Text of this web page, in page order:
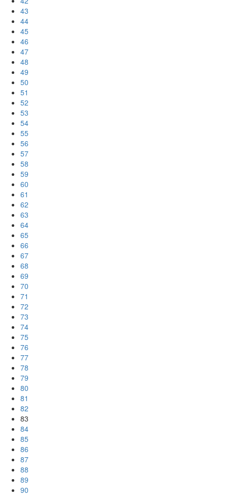
43
44
45
46
47
48
49
50
51
52
53
54
55
56
57
58
59
60
61
62
63
64
65
66
67
68
69
70
71
72
73
74
75
76
77
78
79
80
81
82
83
84
85
86
87
88
89
90